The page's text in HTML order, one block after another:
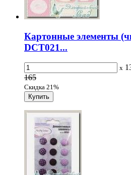
Картонные элементы
DCT021...
x
165
Скидка 21%